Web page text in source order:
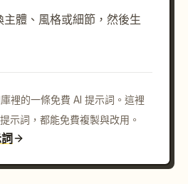
體、風格或細節，然後生
裡的一條免費 AI 提示詞。這裡
示詞，都能免費複製與改用。